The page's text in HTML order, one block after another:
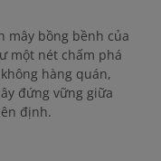
mây bồng bềnh của
một nét chấm phá
hàng quán,
đứng vững giữa
định.